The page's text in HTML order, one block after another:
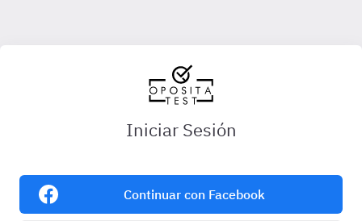
Iniciar Sesión
Continuar con Facebook